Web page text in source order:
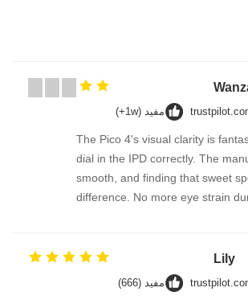
مفيد (1w+)
"The Pico 4's visual clarity is
dial in the IPD correctly. The
smooth, and finding that sweet
difference. No more eye strain
fantastic once you dial in the IPD
manual adjustment is smooth,
sweet spot makes all the
Lily
مفيد (666)